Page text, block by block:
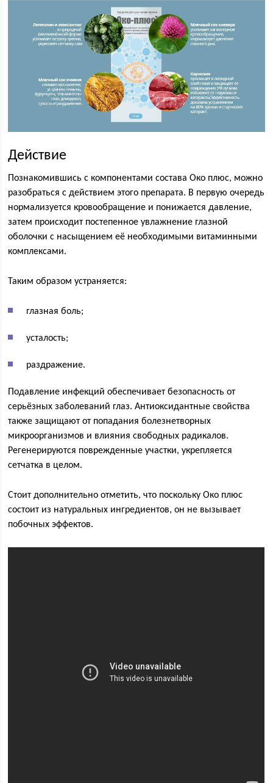
Действие
Познакомившись с компонентами состава Око плюс, можно
разобраться с действием этого препарата. В первую очередь
нормализуется кровообращение и понижается давление,
затем происходит постепенное увлажнение глазной
оболочки с насыщением её необходимыми витаминными
комплексами.
Таким образом устраняется:
глазная боль;
усталость;
раздражение.
Подавление инфекций обеспечивает безопасность от
серьёзных заболеваний глаз. Антиоксидантные свойства
также защищают от попадания болезнетворных
микроорганизмов и влияния свободных радикалов.
Регенерируются поврежденные участки, укрепляется
сетчатка в целом.
Стоит дополнительно отметить, что поскольку Око плюс
состоит из натуральных ингредиентов, он не вызывает
побочных эффектов.